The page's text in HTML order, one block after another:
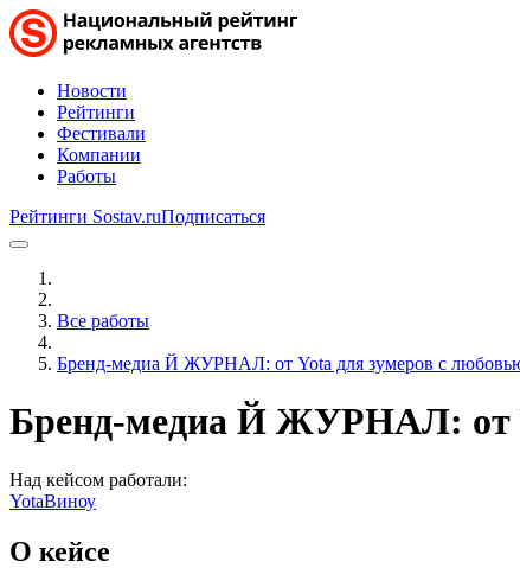
Новости
Рейтинги
Фестивали
Компании
Работы
Рейтинги Sostav.ruПодписаться
Все работы
Бренд-медиа Й ЖУРНАЛ: от Yota для зумеров с
Бренд-медиа Й ЖУРНАЛ: от
Над кейсом работали:
YotaВиноу
О кейсе